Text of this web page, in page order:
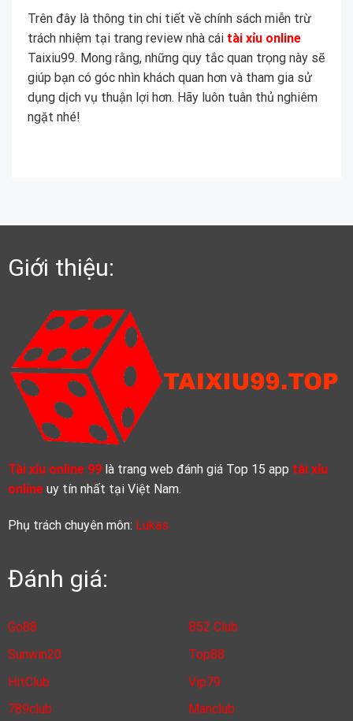
Trên đây là thông tin chi tiết về chính sách miễn trừ
trách nhiệm tại trang review nhà cái tài xỉu online
Taixiu99. Mong rằng, những quy tắc quan trọng này sẽ
giúp bạn có góc nhìn khách quan hơn và tham gia sử
dụng dịch vụ thuận lợi hơn. Hãy luôn tuân thủ nghiêm
ngặt nhé!
Giới thiệu:
Tài xỉu online 99là trang web đánh giá Top 15 app tài xỉu
onlineuy tín nhất tại Việt Nam.
Phụ trách chuyên môn: Lukas
Đánh giá:
Go88
Sunwin20
HitClub
789club
B52 Club
Top88
Vip79
Manclub